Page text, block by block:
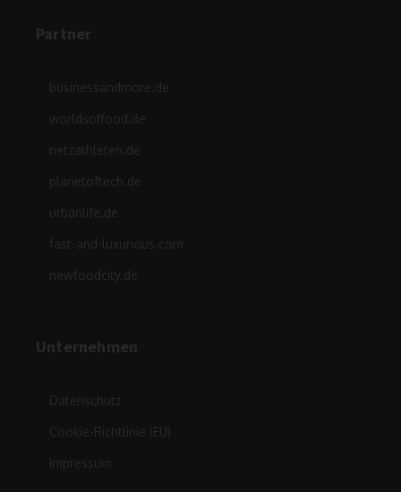
Partner
businessandmore.de
worldsoffood.de
netzathleten.de
planetoftech.de
urbanlife.de
fast-and-luxurious.com
newfoodcity.de
Unternehmen
Datenschutz
Cookie-Richtlinie (EU)
Impressum